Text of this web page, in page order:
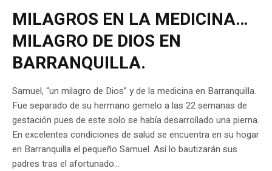
MILAGROS EN LA MEDICINA…
MILAGRO DE DIOS EN
BARRANQUILLA.
Samuel, “un milagro de Dios” y de la medicina en Barranquilla.
Fue separado de su hermano gemelo a las 22 semanas de
gestación pues de este solo se había desarrollado una pierna.
En excelentes condiciones de salud se encuentra en su hogar
en Barranquilla el pequeño Samuel. Así lo bautizarán sus
padres tras el afortunado...